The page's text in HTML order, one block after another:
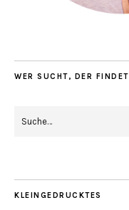
WER SUCHT, DER FINDET
KLEINGEDRUCKTES